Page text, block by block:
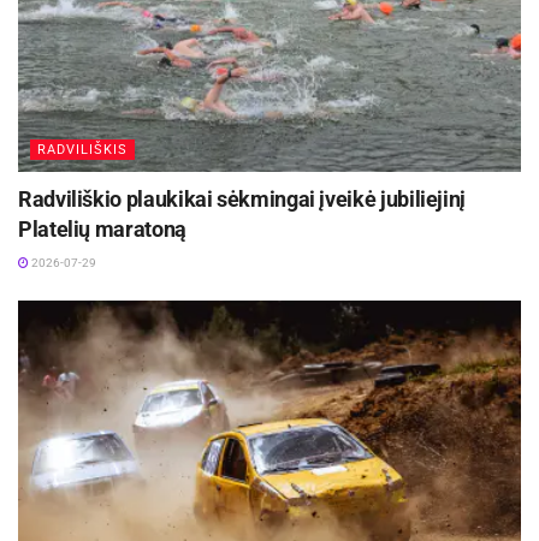
RADVILIŠKIS
Radviliškio plaukikai sėkmingai įveikė jubiliejinį
Platelių maratoną
2026-07-29